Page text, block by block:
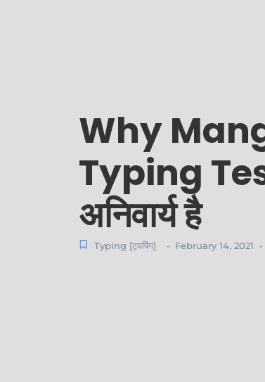
Why
Typing Test
अनिवार्य है
Typing [ट्यपिंग] - February 14, 2021 -